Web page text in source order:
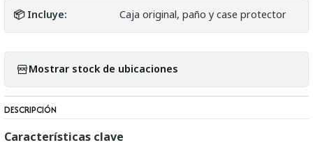
📦 Incluye: Caja original, paño y case protector
Mostrar stock de ubicaciones
DESCRIPCIÓN
Características clave